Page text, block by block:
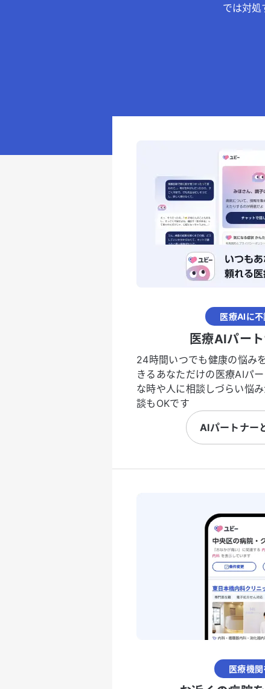
では対処
医療AIに
医療AIパー
24時間いつでも健康の悩み
きるあなただけの医療AIパ
な時や人に相談しづらい悩
談もOKです
AIパートナー
医療機